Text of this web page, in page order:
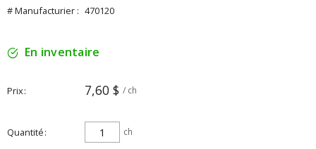
# Manufacturier : 470120
En inventaire
Prix 7,60 $ / ch
Quantité ch